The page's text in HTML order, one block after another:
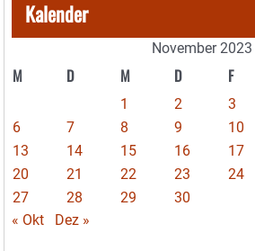
Kalender
November 2023
M D M D F
1 2 3
6
7 8 9 10
13
14 15 16 17
20
21 22 23 24
27
28 29
30
« Okt
Dez »